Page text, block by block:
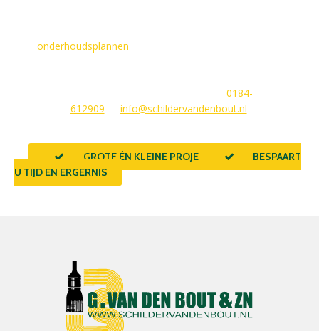
onderhoudsplannen
0184-
612909
info@schildervandenbout.nl
GROTE ÉN KLEINE PROJECTEN
BESPAART
U TIJD EN ERGERNIS